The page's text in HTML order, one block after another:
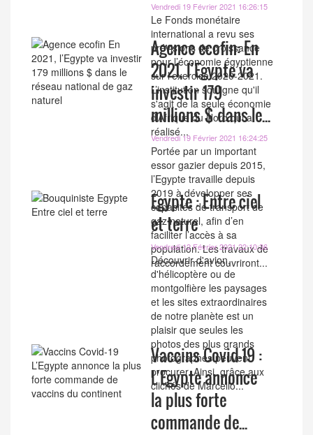
Vendredi 19 Février 2021 16:26:15
Le Fonds monétaire
international a revu ses
prévisions de croissance
pour l’économie égyptienne
sur l’exercice 2020-2021.
L’institution souligne qu'il
s'agit de la seule économie
d’Afrique du Nord qui a
réalisé...
Agence ecofin: En
2021, l’Egypte va
investir 179
millions $ dans le...
Vendredi 19 Février 2021 16:24:25
Portée par un important
essor gazier depuis 2015,
l’Egypte travaille depuis
2019 à développer ses
capacités de transport de
gaz naturel, afin d’en
faciliter l’accès à sa
population. Les travaux de
raccordement couvriront...
Egypte : Entre ciel
et terre
Vendredi 12 Février 2021 22:10:36
Découvrir d'avion,
d'hélicoptère ou de
montgolfière les paysages
et les sites extraordinaires
de notre planète est un
plaisir que seules les
photos des plus grands
photographes peuvent
procurer. Ainsi, grâce aux
clichés de Marcello...
Vaccins Covid-19 :
L’Egypte annonce
la plus forte
commande de...